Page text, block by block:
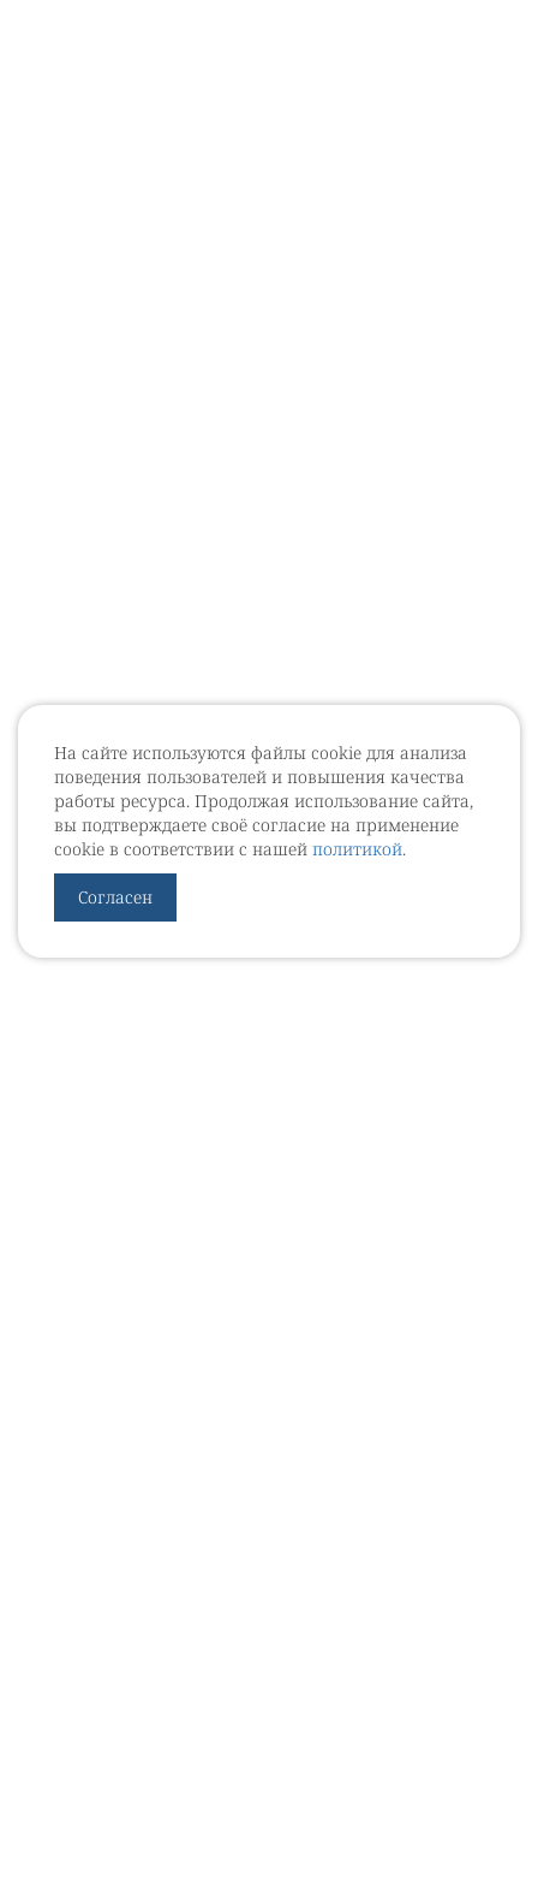
На сайте используются файлы cookie для анализа
поведения пользователей и повышения качества
работы ресурса. Продолжая использование сайта,
вы подтверждаете своё согласие на применение
cookie в соответствии с нашей политикой.
Согласен